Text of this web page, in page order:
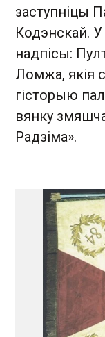
заступніцы
Кодэнскай.
надпісы:
Ломжа, якія
гісторыю
вянку
Радзіма».